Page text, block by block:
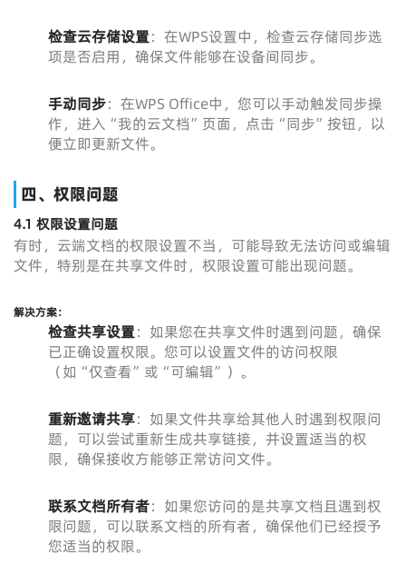
检查云存储设置：在WPS设置中，检查云存储同步选
项是否启用，确保文件能够在设备间同步。
手动同步：在WPS Office中，您可以手动触发同步操
作，进入“我的云文档”页面，点击“同步”按钮，以
便立即更新文件。
四、权限问题
4.1 权限设置问题
有时，云端文档的权限设置不当，可能导致无法访问或编辑
文件，特别是在共享文件时，权限设置可能出现问题。
解决方案：
检查共享设置：如果您在共享文件时遇到问题，确保
已正确设置权限。您可以设置文件的访问权限
（如“仅查看”或“可编辑”）。
重新邀请共享：如果文件共享给其他人时遇到权限问
题，可以尝试重新生成共享链接，并设置适当的权
限，确保接收方能够正常访问文件。
联系文档所有者：如果您访问的是共享文档且遇到权
限问题，可以联系文档的所有者，确保他们已经授予
您适当的权限。